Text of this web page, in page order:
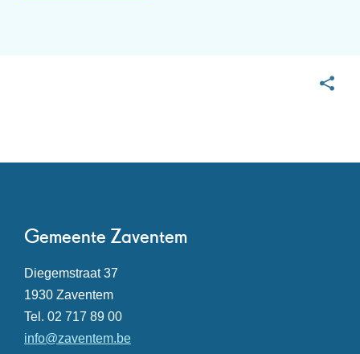
Contact
Gemeente Zaventem
Adres
Diegemstraat 37
,1930 Zaventem
Tel. 02 717 89 00
E-
info@zaventem.be
deze